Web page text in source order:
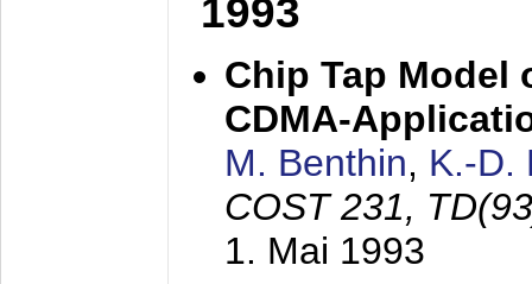
1993
Chip Tap Model
CDMA-
M. Benthin, K.-D.
COST 231,
1. Mai 1993